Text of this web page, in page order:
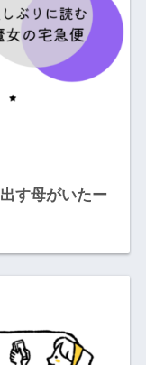
す母がいたー